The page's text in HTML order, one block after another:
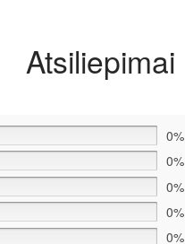
Atsiliepimai
0%
0%
0%
0%
0%